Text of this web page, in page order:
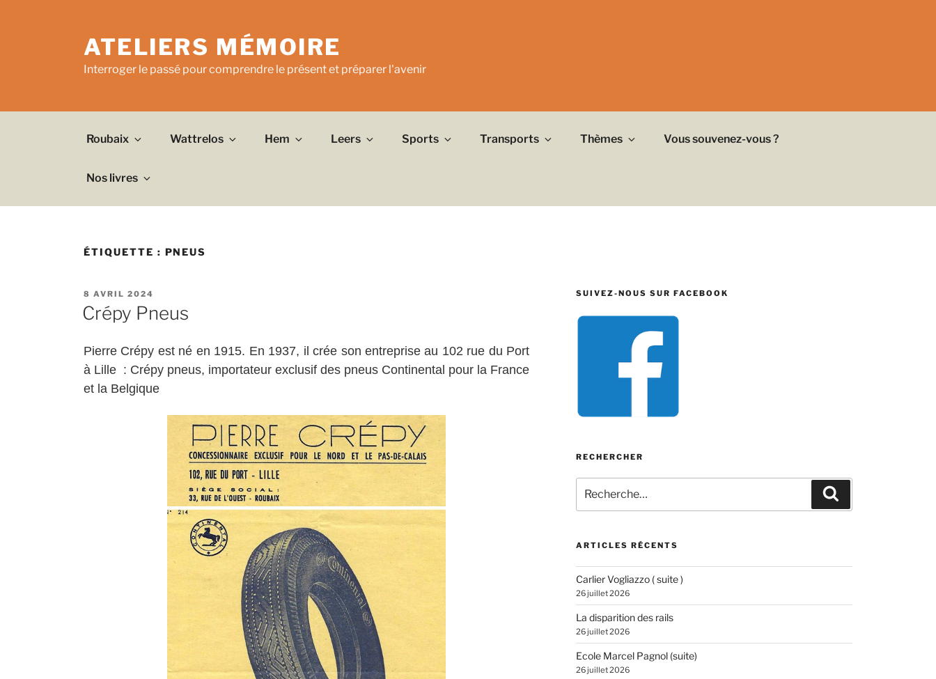
ATELIERS MÉMOIRE
Interroger le passé pour comprendre le présent et préparer l'avenir
Roubaix Wattrelos Hem Leers Sports Transports Thèmes Vous souvenez-vous ?
Nos livres
ÉTIQUETTE : PNEUS
PUBLIÉ
LE
8 AVRIL 2024
Crépy Pneus
Pierre Crépy est né en 1915. En 1937, il crée son entreprise au 102 rue du Port
à Lille : Crépy pneus, importateur exclusif des pneus Continental pour la France
et la Belgique
SUIVEZ-NOUS SUR FACEBOOK
RECHERCHER
pour
:
ARTICLES RÉCENTS
Carlier Vogliazzo ( suite )
26 juillet 2026
La disparition des rails
26 juillet 2026
Ecole Marcel Pagnol (suite)
26 juillet 2026